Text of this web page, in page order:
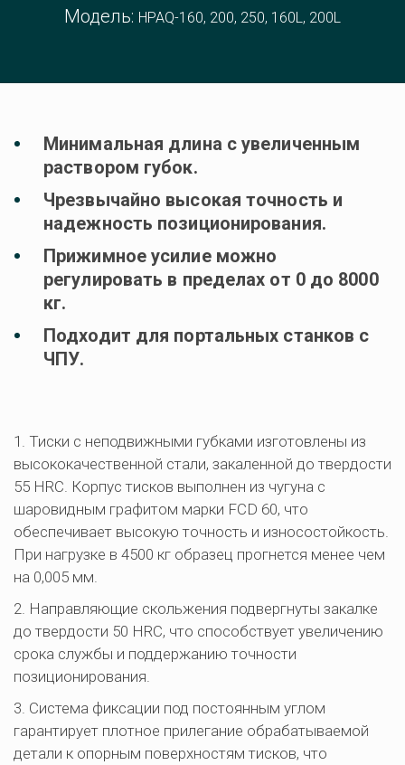
Модель: HPAQ-160, 200, 250, 160L, 200L
Минимальная длина с увеличенным
раствором губок.
Чрезвычайно высокая точность и
надежность позиционирования.
Прижимное усилие можно
регулировать в пределах от 0 до 8000
кг.
Подходит для портальных станков с
ЧПУ.
1. Тиски с неподвижными губками изготовлены из
высококачественной стали, закаленной до твердости
55 HRC. Корпус тисков выполнен из чугуна с
шаровидным графитом марки FCD 60, что
обеспечивает высокую точность и износостойкость.
При нагрузке в 4500 кг образец прогнется менее чем
на 0,005 мм.
2. Направляющие скольжения подвергнуты закалке
до твердости 50 HRC, что способствует увеличению
срока службы и поддержанию точности
позиционирования.
3. Система фиксации под постоянным углом
гарантирует плотное прилегание обрабатываемой
детали к опорным поверхностям тисков, что